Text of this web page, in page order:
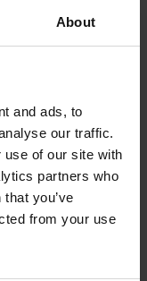
About
and ads, to
our traffic.
use of our site with
partners who
you’ve
from your use
Vdc
HC-HTL
relays
65